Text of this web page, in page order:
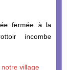
fermée à la
incombe
village